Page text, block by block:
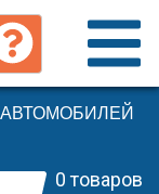
0 товаров